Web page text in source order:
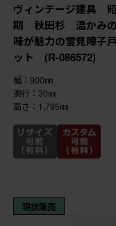
ヴィンテージ建具
期 秋田杉 温かみ
味が魅力の雪見障子
ット (R-086572)
幅：900㎜
奥行：30㎜
高さ：1,795㎜
現状販売